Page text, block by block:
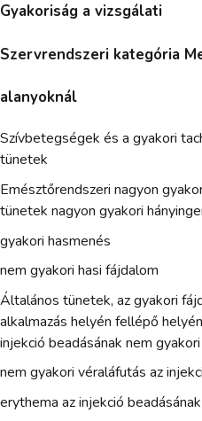
Gyakoriság a vizsgálati
Szervrendszeri kategória
alanyoknál
Szívbetegségek és a gyakori
tünetek
Emésztőrendszeri nagyon
tünetek nagyon gyakori
gyakori hasmenés
nem gyakori hasi fájdalom
Általános tünetek, az gyakori
alkalmazás helyén fellépő
injekció beadásának nem
nem gyakori véraláfutás az
erythema az injekció